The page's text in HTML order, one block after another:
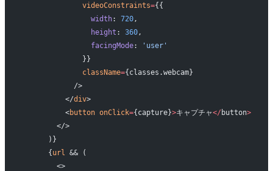
              videoConstraints
={{
                width
: 720,
                height
: 360,
                facingMode
:
'user'
              }}
              className
={classes.webcam}
            />
          </
div>
          <
button onClick={capture}>キャプチャ</button>
        </>
      )}
      {
url && (
        <>